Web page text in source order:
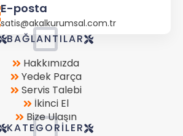
E-posta
satis@akalkurumsal.com.tr
BAĞLANTILAR
Store
Location
Hakkımızda
Yedek Parça
Servis Talebi
İkinci El
Bize Ulaşın
KATEGORILER